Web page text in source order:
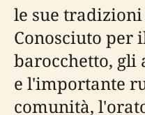
le sue
Conosciuto per
barocchetto,
e l'importante
comunità,